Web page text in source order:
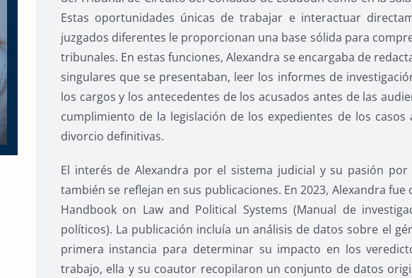
Estas oportunidades únicas de trabajar e interactuar
juzgados diferentes le proporcionan una base sólida para
tribunales. En estas funciones, Alexandra se encargaba de
singulares que se presentaban, leer los informes de
los cargos y los antecedentes de los acusados antes de las
cumplimiento de la legislación de los expedientes de los
divorcio definitivas.
El interés de Alexandra por el sistema judicial y su pasión
también se reflejan en sus publicaciones. En 2023, Alexandra
Handbook on Law and Political Systems (Manual de
políticos). La publicación incluía un análisis de datos sobre el
primera instancia para determinar su impacto en los
trabajo, ella y su coautor recopilaron un conjunto de datos